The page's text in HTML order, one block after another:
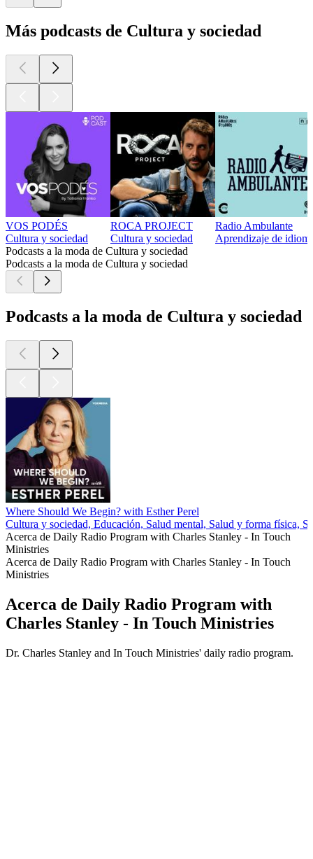
Más podcasts de Cultura y sociedad
VOS PODÉS
Cultura y sociedad
ROCA PROJECT
Cultura y sociedad
Radio Ambulante
Aprendizaje de
Podcasts a la moda de Cultura y sociedad
Podcasts a la moda de Cultura y sociedad
Podcasts a la moda de Cultura y sociedad
Where Should We Begin? with Esther Perel
Cultura y sociedad, Educación, Salud mental, Salud y forma física,
Acerca de Daily Radio Program with Charles Stanley - In Touch
Ministries
Acerca de Daily Radio Program with Charles Stanley - In Touch
Ministries
Acerca de Daily Radio Program with
Charles Stanley - In Touch Ministries
Dr. Charles Stanley and In Touch Ministries' daily radio program.